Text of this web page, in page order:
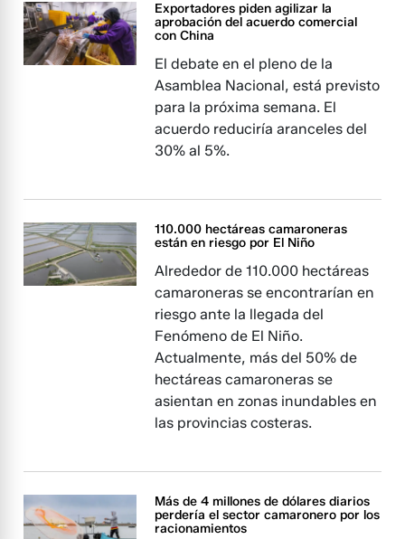
Exportadores piden agilizar la
aprobación del acuerdo comercial
con China
El debate en el pleno de la
Asamblea Nacional, está previsto
para la próxima semana. El
acuerdo reduciría aranceles del
30% al 5%.
110.000 hectáreas camaroneras
están en riesgo por El Niño
Alrededor de 110.000 hectáreas
camaroneras se encontrarían en
riesgo ante la llegada del
Fenómeno de El Niño.
Actualmente, más del 50% de
hectáreas camaroneras se
asientan en zonas inundables en
las provincias costeras.
Más de 4 millones de dólares diarios
perdería el sector camaronero por los
racionamientos